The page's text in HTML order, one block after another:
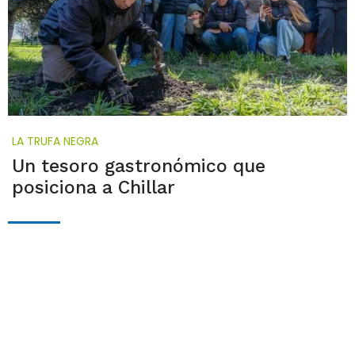
LA TRUFA NEGRA
Un tesoro gastronómico que
posiciona a Chillar